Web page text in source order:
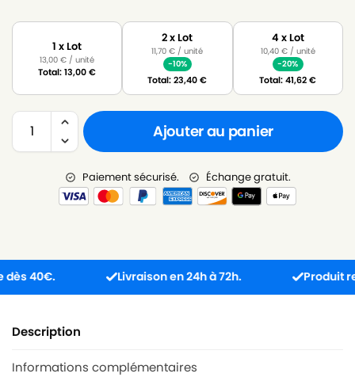
1 x Lot
13,00€ / unité
Total:13,00€
2 x Lot
11,70€ / unité
-10%
Total:23,40€
4 x Lot
10,40 €/ unité
-20%
Total:41,62€
Ajouter au panier
Paiement sécurisé. Échange gratuit.
Livraison en 24h à 72h. Produit reçu
Description
Informations complémentaires